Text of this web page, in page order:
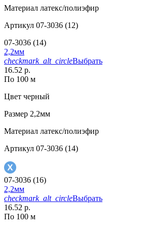
Материал латекс/полиэфир
Артикул 07-3036 (12)
07-3036 (14)
2,2мм
checkmark_alt_circleВыбрать
16.52 р.
По 100 м
Цвет черный
Размер 2,2мм
Материал латекс/полиэфир
Артикул 07-3036 (14)
07-3036 (16)
2,2мм
checkmark_alt_circleВыбрать
16.52 р.
По 100 м